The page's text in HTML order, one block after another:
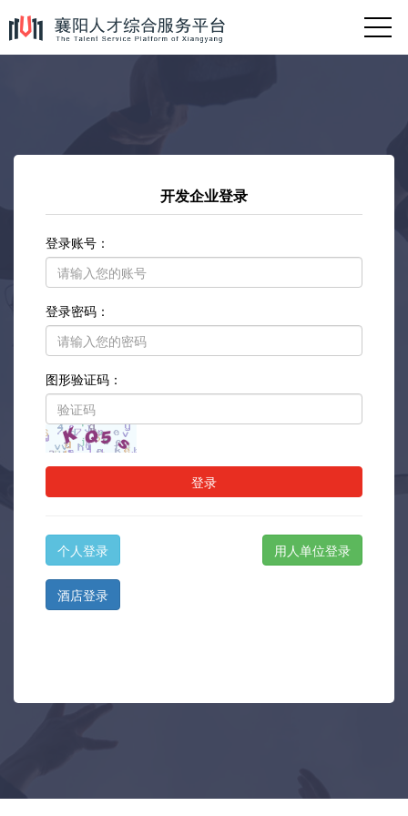
开发企业登录
登录账号：
登录密码：
图形验证码：
登录
个人登录 用人单位登录
酒店登录